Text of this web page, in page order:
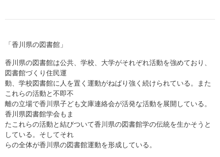
「香川県の図書館」
香川県の図書館は公共、学校、大学がそれぞれ活動を強めており、
図書館づくり住民運
動、学校図書館に人を置く運動がねばり強く続けられている。また
これらの活動と不即不
離の立場で香川県子ども文庫連絡会が活発な活動を展開している。
香川県図書館学会もま
たこれらの活動と結びついて香川県の図書館学の伝統を生かそうと
している。そしてそれ
らの全体が香川県の図書館運動を形成している。